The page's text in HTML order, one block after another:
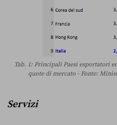
Tab. 1: Principali Paesi esportatori
quote di mercato - Fonte:
Servizi